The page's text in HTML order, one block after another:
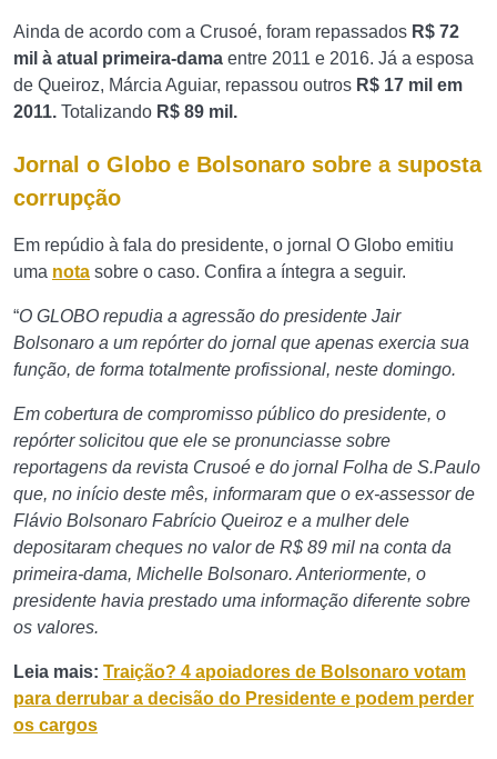
Ainda de acordo com a Crusoé, foram repassados R$ 72
mil à atual primeira-dama entre 2011 e 2016. Já a esposa
de Queiroz, Márcia Aguiar, repassou outros R$ 17 mil em
2011. Totalizando R$ 89 mil.
Jornal o Globo e Bolsonaro sobre a suposta
corrupção
Em repúdio à fala do presidente, o jornal O Globo emitiu
uma nota sobre o caso. Confira a íntegra a seguir.
“O GLOBO repudia a agressão do presidente Jair
Bolsonaro a um repórter do jornal que apenas exercia sua
função, de forma totalmente profissional, neste domingo.
Em cobertura de compromisso público do presidente, o
repórter solicitou que ele se pronunciasse sobre
reportagens da revista Crusoé e do jornal Folha de S.Paulo
que, no início deste mês, informaram que o ex-assessor de
Flávio Bolsonaro Fabrício Queiroz e a mulher dele
depositaram cheques no valor de R$ 89 mil na conta da
primeira-dama, Michelle Bolsonaro. Anteriormente, o
presidente havia prestado uma informação diferente sobre
os valores.
Leia mais: Traição? 4 apoiadores de Bolsonaro votam
para derrubar a decisão do Presidente e podem perder
os cargos